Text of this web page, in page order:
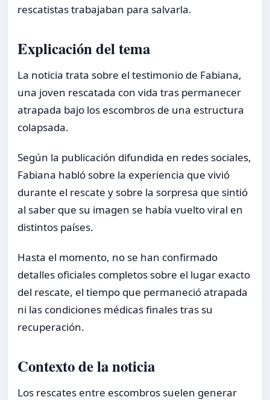
rescatistas trabajaban para salvarla.
Explicación del tema
La noticia trata sobre el testimonio de Fabiana,
una joven rescatada con vida tras permanecer
atrapada bajo los escombros de una estructura
colapsada.
Según la publicación difundida en redes sociales,
Fabiana habló sobre la experiencia que vivió
durante el rescate y sobre la sorpresa que sintió
al saber que su imagen se había vuelto viral en
distintos países.
Hasta el momento, no se han confirmado
detalles oficiales completos sobre el lugar exacto
del rescate, el tiempo que permaneció atrapada
ni las condiciones médicas finales tras su
recuperación.
Contexto de la noticia
Los rescates entre escombros suelen generar